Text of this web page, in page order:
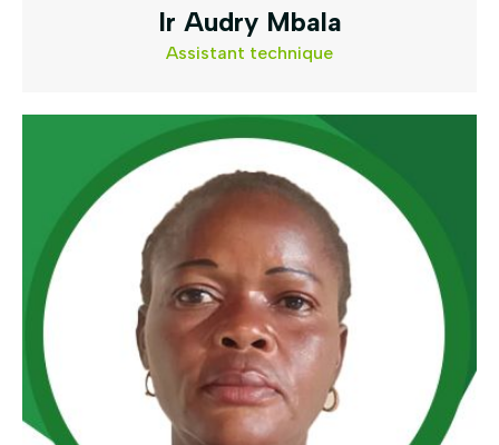
Ir Audry Mbala
Assistant technique